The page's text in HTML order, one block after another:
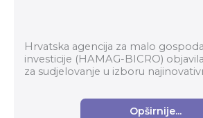
Hrvatska agencija za malo
investicije (HAMAG-BICRO)
za sudjelovanje u izboru
Opširnije...